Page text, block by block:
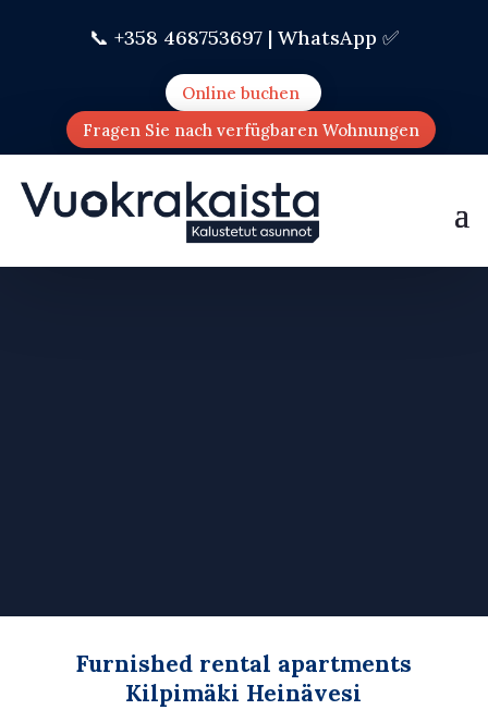
📞 +358 468753697 | WhatsApp ✅
Online buchen
Fragen Sie nach verfügbaren Wohnungen
Furnished rental apartments
Kilpimäki Heinävesi